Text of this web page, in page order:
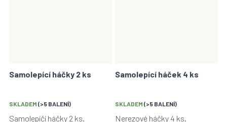
Samolepící háčky 2 ks
SKLADEM (>5 BALENÍ)
Samolepíčí háčky 2 ks.
Samolepící háček 4 ks
SKLADEM (>5 BALENÍ)
Nerezové háčky 4 ks.